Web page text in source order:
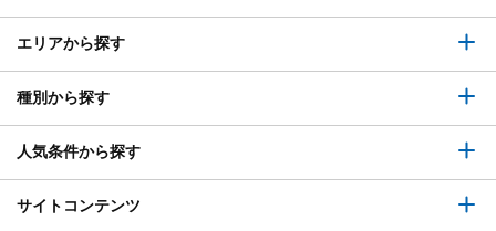
エリアから探す
種別から探す
人気条件から探す
サイトコンテンツ